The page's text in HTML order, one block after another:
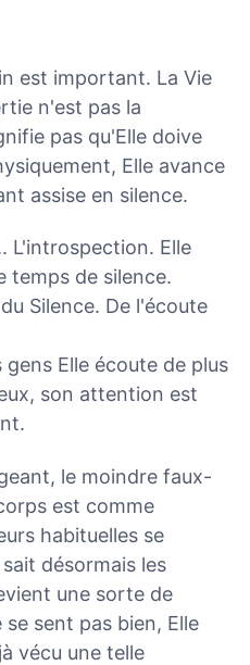
est important. La Vie
n'est pas la
pas qu'Elle doive
Elle avance
assise en silence.
L'introspection. Elle
temps de silence.
Silence. De l'écoute
Elle écoute de plus
son attention est
le moindre faux-
est comme
habituelles se
désormais les
une sorte de
se sent pas bien, Elle
vécu une telle